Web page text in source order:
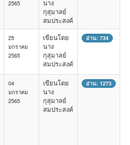
2565
นาง
กุสุมาลย์
สมประสงค์
25
มกราคม
2565
เขียนโดย
นาง
กุสุมาลย์
สมประสงค์
อ่าน: 734
04
มกราคม
2565
เขียนโดย
นาง
กุสุมาลย์
สมประสงค์
อ่าน: 1273